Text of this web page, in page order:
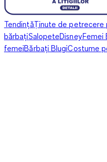
TendințăȚinute de petrecere
bărbațiSalopeteDisneyFemei
femeiBărbați BlugiCostume